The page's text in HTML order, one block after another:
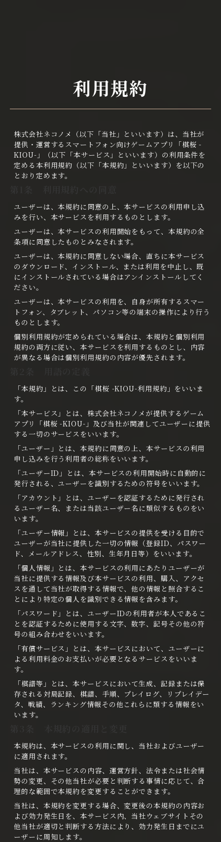
利用規約
株式会社ネコノメ（以下「当社」といいます）は、当社が
提供・運営するスマートフォン向けゲームアプリ「棋桜 -
KIOU-」（以下「本サービス」といいます）の利用条件を
定める本利用規約（以下「本規約」といいます）を以下の
とおり定めます。
ユーザーは、本規約に同意の上、本サービスの利用申し込
みを行い、本サービスを利用するものとします。
ユーザーは、本サービスの利用開始をもって、本規約の全
条項に同意したものとみなされます。
ユーザーは、本規約に同意しない場合、直ちに本サービス
のダウンロード、インストール、または利用を中止し、既
にインストールされている場合はアンインストールしてく
ださい。
ユーザーは、本サービスの利用を、自身が所有するスマー
トフォン、タブレット、パソコン等の端末の操作により行う
ものとします。
個別利用規約が定められている場合は、本規約と個別利用
規約の両方に従い、本サービスを利用するものとし、内容
が異なる場合は個別利用規約の内容が優先されます。
「本規約」とは、この「棋桜 -KIOU-利用規約」をいいま
す。
「本サービス」とは、株式会社ネコノメが提供するゲーム
アプリ「棋桜 -KIOU-」及び当社が関連してユーザーに提供
する一切のサービスをいいます。
「ユーザー」とは、本規約に同意の上、本サービスの利用
申し込みを行う利用者の総称をいいます。
「ユーザーID」とは、本サービスの利用開始時に自動的に
発行される、ユーザーを識別するための符号をいいます。
「アカウント」とは、ユーザーを認証するために発行され
るユーザー名、または当該ユーザー名に類似するものをい
います。
「ユーザー情報」とは、本サービスの提供を受ける目的で
ユーザーが当社に提供した一切の情報（登録ID、パスワー
ド、メールアドレス、性別、生年月日等）をいいます。
「個人情報」とは、本サービスの利用にあたりユーザーが
当社に提供する情報及び本サービスの利用、購入、アクセ
スを通して当社が取得する情報で、他の情報と照合するこ
とにより特定の個人を識別できる情報を含みます。
「パスワード」とは、ユーザーIDの利用者が本人であるこ
とを認証するために使用する文字、数字、記号その他の符
号の組み合わせをいいます。
「有償サービス」とは、本サービスにおいて、ユーザーに
よる利用料金のお支払いが必要となるサービスをいいま
す。
「棋譜等」とは、本サービスにおいて生成、記録または保
存される対局記録、棋譜、手順、プレイログ、リプレイデー
タ、戦績、ランキング情報その他これらに類する情報をい
います。
本規約は、本サービスの利用に関し、当社およびユーザー
に適用されます。
当社は、本サービスの内容、運営方針、法令または社会情
勢の変更、その他当社が必要と判断する事情に応じて、合
理的な範囲で本規約を変更することができます。
当社は、本規約を変更する場合、変更後の本規約の内容お
よび効力発生日を、本サービス内、当社ウェブサイトその
他当社が適切と判断する方法により、効力発生日までにユ
ーザーに周知します。